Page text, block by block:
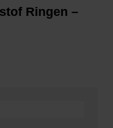
Ringen –